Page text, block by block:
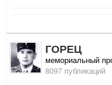
ГОРЕЦ
мемориальный
8097 публикаций